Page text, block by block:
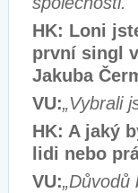
HK: Loni
první singl
Jakuba
VU:„Vybrali
HK: A jaký
lidi nebo
VU: